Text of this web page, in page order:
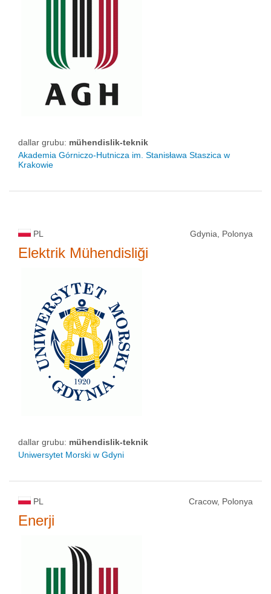
dallar grubu: mühendislik-teknik
Akademia Górniczo-Hutnicza im. Stanisława Staszica w
Krakowie
PL Gdynia, Polonya
Elektrik Mühendisliği
dallar grubu: mühendislik-teknik
Uniwersytet Morski w Gdyni
PL Cracow, Polonya
Enerji